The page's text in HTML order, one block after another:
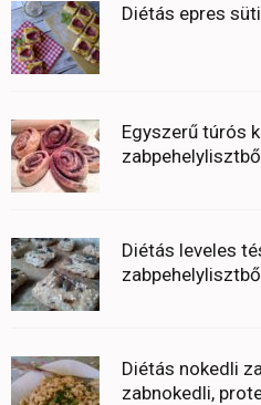
Diétás epres
Egyszerű túrós
Diétás leveles
Diétás nokedli
zabnokedli,